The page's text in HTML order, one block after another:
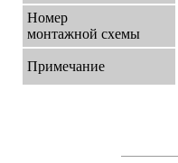
Номер
монтажной схемы
Примечание